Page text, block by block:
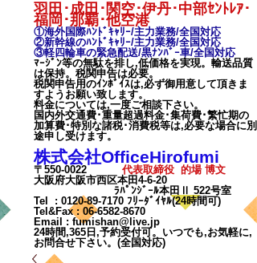
羽田･成田･関空･伊丹･中部ｾﾝﾄﾚｱ･
福岡･那覇･他空港
①海外国際ﾊﾝﾄﾞｷｬﾘｰ/主力業務/全国対応
②新幹線のﾊﾝﾄﾞｷｬﾘｰ/主力業務/全国対応
③軽四輪車の緊急配送/黒ﾅﾝﾊﾞｰ車/全国対応
ﾏｰｼﾞﾝ等の無駄を排し,低価格を実現。輸送品質
は保持。税関申告は必要。
税関申告用のｲﾝﾎﾞｲｽは,必ず御用意して頂きま
すようお願い致します。
料金については,一度ご相談下さい。
国内外交通費･重量超過料金･集荷費･繁忙期の
加算費･特別な諸税･消費税等は,必要な場合に別
途申し受けます。
株式会社OfficeHirofumi
〒550-0022 代表取締役 的場 博文
大阪府大阪市西区本田4-6-20
ﾗﾊﾟﾝｼﾞｰﾙ本田Ⅱ 522号室
Tel : 0120-89-7170 ﾌﾘｰﾀﾞｲﾔﾙ(24時間可)
Tel&Fax : 06-6582-8670
Email
: fumishan@live.jp
24時間,365日,予約受付可。いつでも,お気軽に,
お問合せ下さい。(全国対応)